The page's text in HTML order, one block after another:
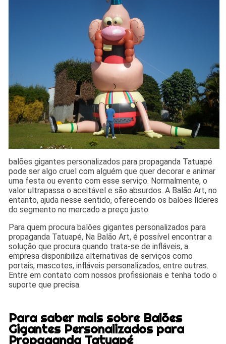
balões gigantes personalizados para propaganda Tatuapé
pode ser algo cruel com alguém que quer decorar e animar
uma festa ou evento com esse serviço. Normalmente, o
valor ultrapassa o aceitável e são absurdos. A Balão Art, no
entanto, ajuda nesse sentido, oferecendo os balões líderes
do segmento no mercado a preço justo.
Para quem procura balões gigantes personalizados para
propaganda Tatuapé, Na Balão Art, é possível encontrar a
solução que procura quando trata-se de infláveis, a
empresa disponibiliza alternativas de serviços como
portais, mascotes, infláveis personalizados, entre outras.
Entre em contato com nossos profissionais e tenha todo o
suporte que precisa.
Para saber mais sobre Balões
Gigantes Personalizados para
Propaganda Tatuapé